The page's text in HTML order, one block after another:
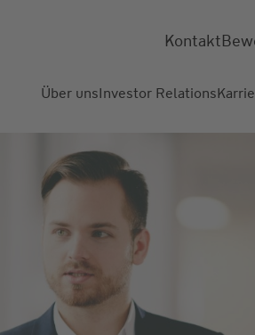
Über unsInvestor Relations
Kontakt